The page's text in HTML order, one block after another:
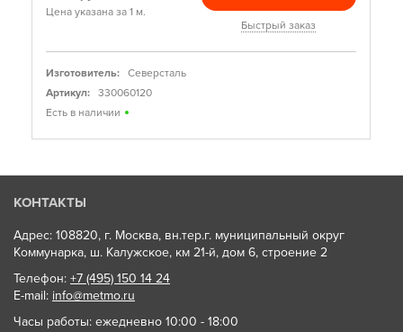
Цена указана за 1 м.
Быстрый заказ
Изготовитель:
Северсталь
Артикул:
330060120
Есть в наличии
КОНТАКТЫ
Адрес: 108820, г. Москва, вн.тер.г. муниципальный округ
Коммунарка, ш. Калужское, км 21-й, дом 6, строение 2
Телефон: +7 (495) 150 14 24
E-mail: info@metmo.ru
Часы работы: ежедневно 10:00 - 18:00